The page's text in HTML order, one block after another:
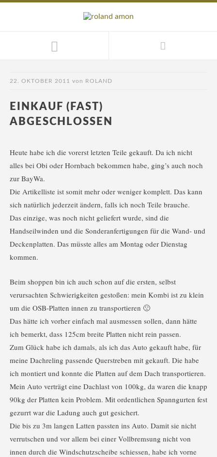
22. OKTOBER 2011 von ROLAND
EINKAUF (FAST)
ABGESCHLOSSEN
Heute habe ich die vorerst letzten Teile gekauft. Da ich nicht
alles bei Obi oder Hornbach bekommen habe, ging’s auch noch
zur BayWa.
Die Artikelliste ist somit mehr oder weniger komplett. Das kann
sich natürlich jederzeit ändern, falls ich noch Teile brauche.
Das einzige, was noch nicht geliefert wurde, sind die
Handseilwinden und die Sonderanfertigungen für die Wand- und
Deckenplatten. Das müsste alles am Montag oder Dienstag
kommen.
Beim shoppen bin ich auch schon auf die ersten, selbst
verursachten Schwierigkeiten gestoßen: mein Kombi ist zu klein
um die OSB-Platten innen zu transportieren 🙁
Das hätte ich vorher einfach mal ausmessen sollen, dann hätte
ich bemerkt, dass 125cm breite Platten nicht rein passen.
Zum Glück habe ich damals, als ich das Auto gekauft habe, für
meine Dachreling passende Querstreben mit gekauft. Die habe
ich montiert und konnte die Platten auf dem Dach transportieren.
Mein Auto verträgt eine Dachlast von 100kg, da waren die knapp
90kg der Platten kein Problem. Mit ordentlichen Spanngurten fest
gezurrt war die Ladung auch gut gesichert.
Die bis zu 3m langen Latten passten ins Auto. Damit sie nicht
verrutschen und vor allem bei einer Vollbremsung nicht von
innen durch die Windschutzscheibe schiessen, habe ich vorne